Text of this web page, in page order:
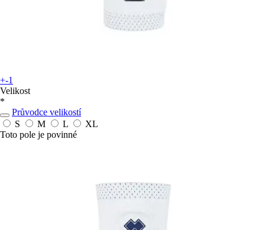
+-1
Velikost
*
Průvodce velikostí
S
M L
XL
Toto pole je povinné